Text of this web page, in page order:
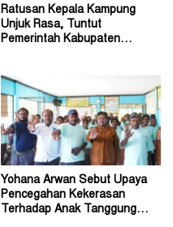
Ratusan Kepala Kampung
Unjuk Rasa, Tuntut
Pemerintah Kabupaten
Yohana Arwan Sebut Upaya
Pencegahan Kekerasan
Terhadap Anak Tanggung